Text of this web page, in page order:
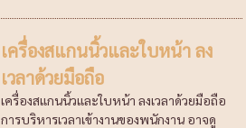
เครื่องสแกนนิ้วและใบหน้า ลง
เวลาด้วยมือถือ
เครื่องสแกนนิ้วและใบหน้า ลงเวลาด้วยมือถือ
การบริหารเวลาเข้างานของพนักงาน อาจดู